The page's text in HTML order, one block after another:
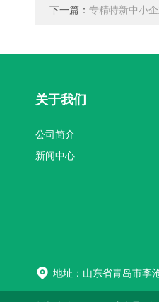
下一篇： 专精特新中小
关于我们
公司简介
新闻中心
地址：山东省青岛市李